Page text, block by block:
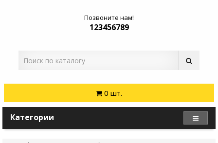
Позвоните нам!
123456789
0 шт.
Категории